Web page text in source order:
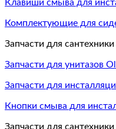
Клавиши смыва для
Комплектующие для
Запчасти для
Запчасти для унитазов
Запчасти для
Кнопки смыва для
Запчасти для